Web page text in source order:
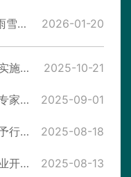
岳阳县1月19日23时启动低温雨雪冰冻灾害Ⅳ级应急响应 2026-01-20
湖南省安全生产领域有奖举报实施办法 2025-10-21
岳阳县组织开展高危细分领域专家指导服务 2025-09-01
湖南省安全生产领域违法行为予行政处罚从轻行政处罚减轻行政处罚不予行政强制事项清单 2025-08-18
岳阳县应急管理局指导重点企业开展高温天气安全生产工作 2025-08-13